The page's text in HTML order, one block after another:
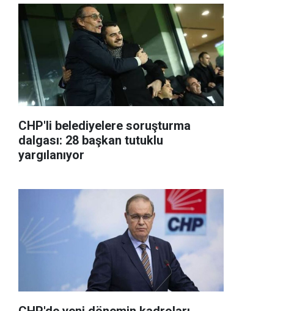
CHP'li belediyelere soruşturma
dalgası: 28 başkan tutuklu
yargılanıyor